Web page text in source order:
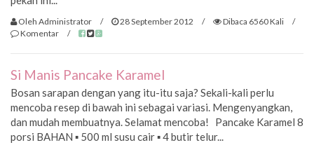
Oleh Administrator / 28 September 2012 / Dibaca 6560 Kali
/
Komentar
/
Si Manis Pancake Karamel
Bosan sarapan dengan yang itu-itu saja? Sekali-kali perlu
mencoba resep di bawah ini sebagai variasi. Mengenyangkan,
dan mudah membuatnya. Selamat mencoba! Pancake Karamel 8
porsi BAHAN ▪ 500 ml susu cair ▪ 4 butir telur...